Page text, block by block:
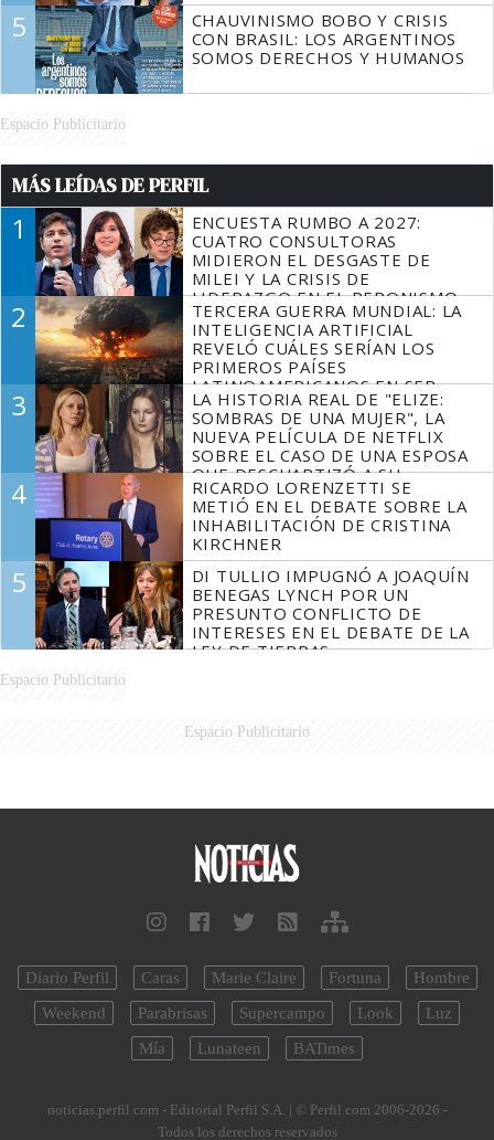
5
CHAUVINISMO BOBO Y CRISIS
CON BRASIL: LOS ARGENTINOS
SOMOS DERECHOS Y HUMANOS
Espacio Publicitario
MÁS LEÍDAS DE PERFIL
1
ENCUESTA RUMBO A 2027:
CUATRO CONSULTORAS
MIDIERON EL DESGASTE DE
MILEI Y LA CRISIS DE
LIDERAZGO EN EL PERONISMO
2
TERCERA GUERRA MUNDIAL: LA
INTELIGENCIA ARTIFICIAL
REVELÓ CUÁLES SERÍAN LOS
PRIMEROS PAÍSES
LATINOAMERICANOS EN SER
DERROTADOS
3
LA HISTORIA REAL DE "ELIZE:
SOMBRAS DE UNA MUJER", LA
NUEVA PELÍCULA DE NETFLIX
SOBRE EL CASO DE UNA ESPOSA
QUE DESCUARTIZÓ A SU
MARIDO
4
RICARDO LORENZETTI SE
METIÓ EN EL DEBATE SOBRE LA
INHABILITACIÓN DE CRISTINA
KIRCHNER
5
DI TULLIO IMPUGNÓ A JOAQUÍN
BENEGAS LYNCH POR UN
PRESUNTO CONFLICTO DE
INTERESES EN EL DEBATE DE LA
LEY DE TIERRAS
Espacio Publicitario
Espacio Publicitario
Diario Perfil Caras Marie Claire Fortuna
Hombre
Weekend
Parabrisas Supercampo Look
Luz
Mía
Lunateen BATimes
noticias.perfil.com - Editorial Perfil S.A. | © Perfil.com 2006-2026 -
Todos los derechos reservados